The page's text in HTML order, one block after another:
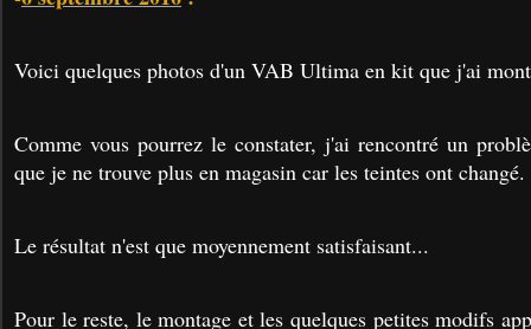
Voici quelques photos d'un VAB Ultima en kit que j'ai
Comme vous pourrez le constater, j'ai rencontré un
que je ne trouve plus en magasin car les teintes ont changé.
Le résultat n'est que moyennement satisfaisant...
Pour le reste, le montage et les quelques petites modifs